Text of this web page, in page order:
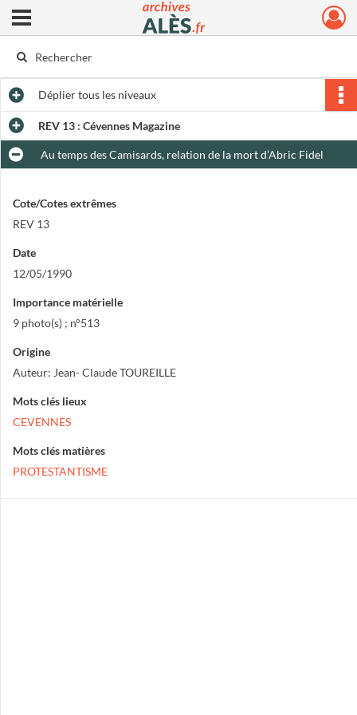
Archives municipales d'Alès
Ouvrir le menu déroulant
Dépliertous les niveaux
REV 13 : Cévennes Magazine
Au temps des Camisards, relation de la mort d’Abric Fidel
Cote/Cotes extrêmes
REV 13
Date
12/05/1990
Importance matérielle
9 photo(s) ; n°513
Origine
Auteur: Jean- Claude TOUREILLE
Mots clés lieux
CEVENNES
Mots clés matières
PROTESTANTISME